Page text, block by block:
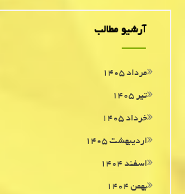
آرشیو مطالب
مرداد ۱۴۰۵
تیر ۱۴۰۵
خرداد ۱۴۰۵
اردیبهشت ۱۴۰۵
اسفند ۱۴۰۴
بهمن ۱۴۰۴